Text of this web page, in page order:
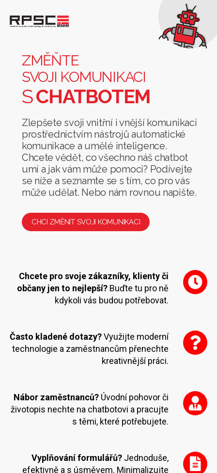
komunikaci
chatbotem
ZMĚŇTE
SVOJI KOMUNIKACI
SCHATBOTEM
Zlepšete svoji vnitřní i vnější komunikaci
prostřednictvím nástrojů automatické
komunikace a umělé inteligence.
Chcete vědět, co všechno náš chatbot
umí a jak vám může pomoci? Podívejte
se níže a seznamte se s tím, co pro vás
může udělat. Nebo nám rovnou napište.
CHCI ZMĚNIT SVOJI KOMUNIKACI
Chcete pro svoje zákazníky, klienty či
občany jen to nejlepší? Buďte tu pro ně
kdykoli vás budou potřebovat.
Často kladené dotazy?Využijte moderní
technologie a zaměstnancům přenechte
kreativnější práci.
Nábor zaměstnanců? Úvodní pohovor či
životopis nechte na chatbotovi a pracujte
s těmi, které potřebujete.
Vyplňování formulářů? Jednoduše,
efektivně a s úsměvem. Minimalizujte